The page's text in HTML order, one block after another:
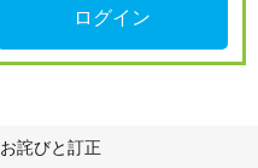
お詫びと訂正